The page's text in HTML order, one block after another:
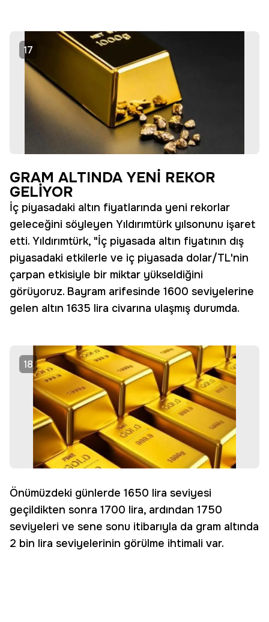
17
GRAM ALTINDA YENİ REKOR
GELİYOR
İç piyasadaki altın fiyatlarında yeni rekorlar
geleceğini söyleyen Yıldırımtürk yılsonunu işaret
etti. Yıldırımtürk, "İç piyasada altın fiyatının dış
piyasadaki etkilerle ve iç piyasada dolar/TL'nin
çarpan etkisiyle bir miktar yükseldiğini
görüyoruz. Bayram arifesinde 1600 seviyelerine
gelen altın 1635 lira civarına ulaşmış durumda.
18
Önümüzdeki günlerde 1650 lira seviyesi
geçildikten sonra 1700 lira, ardından 1750
seviyeleri ve sene sonu itibarıyla da gram altında
2 bin lira seviyelerinin görülme ihtimali var.